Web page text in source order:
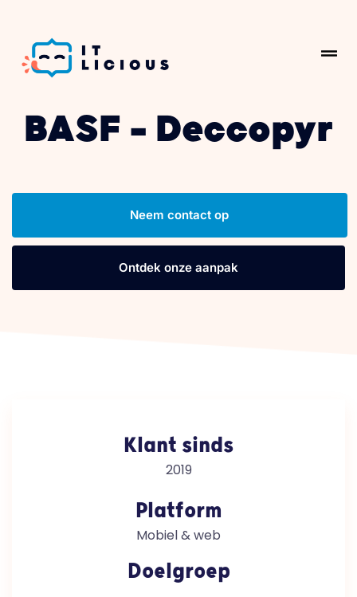
BASF - Deccopyr
Neem contact op
Ontdek onze aanpak
Klant sinds
2019
Platform
Mobiel & web
Doelgroep